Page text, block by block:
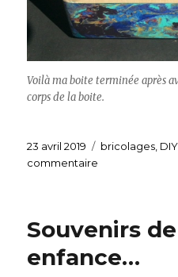
Voilà ma boite terminée après
corps de la boite.
Publié
le
23 avril 2019 Catégories
bricolages DIY
commentaire
décorée
acrylique
Souvenirs
enfance…